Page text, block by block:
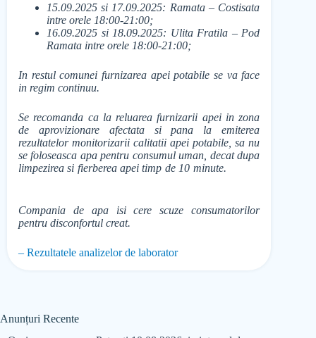
15.09.2025 si 17.09.2025: Ramata – Costisata
intre orele 18:00-21:00;
16.09.2025 si 18.09.2025: Ulita Fratila – Pod
Ramata intre orele 18:00-21:00;
In restul comunei furnizarea apei potabile se va face
in regim continuu.
Se recomanda ca la reluarea furnizarii apei in zona
de aprovizionare afectata si pana la emiterea
rezultatelor monitorizarii calitatii apei potabile, sa nu
se foloseasca apa pentru consumul uman, decat dupa
limpezirea si fierberea apei timp de 10 minute.
Compania de apa isi cere scuze consumatorilor
pentru disconfortul creat.
– Rezultatele analizelor de laborator
Anunțuri Recente